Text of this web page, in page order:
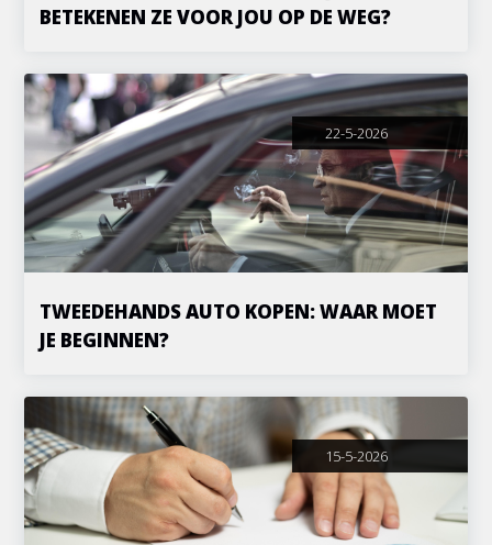
BETEKENEN ZE VOOR JOU OP DE WEG?
22-5-2026
TWEEDEHANDS AUTO KOPEN: WAAR MOET
JE BEGINNEN?
15-5-2026